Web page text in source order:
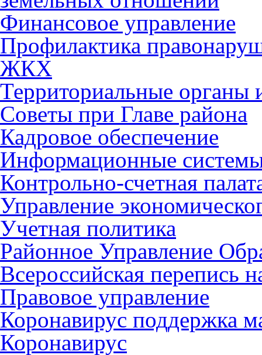
Финансовое управление
Профилактика
ЖКХ
Территориальные органы
Советы при Главе района
Кадровое обеспечение
Информационные
Контрольно-счетная
Управление
Учетная политика
Районное Управление
Всероссийская перепись
Правовое управление
Коронавирус поддержка
Коронавирус